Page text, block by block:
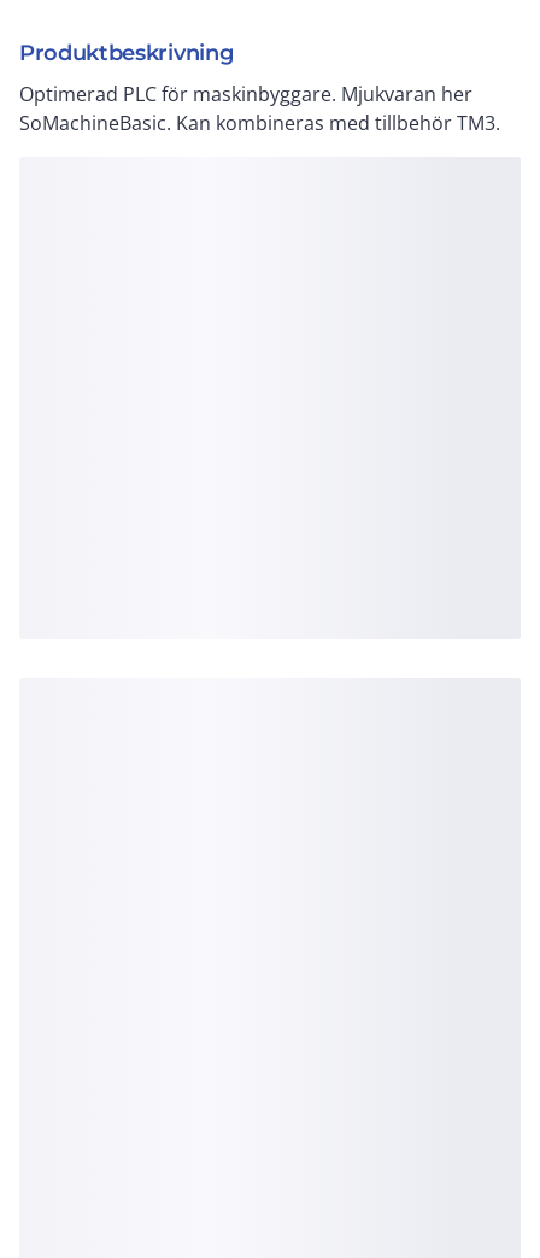
Produktbeskrivning
Optimerad PLC för maskinbyggare. Mjukvaran her
SoMachineBasic. Kan kombineras med tillbehör TM3.